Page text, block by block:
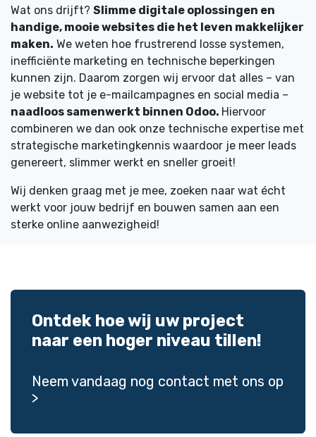
Wat ons drijft? Slimme digitale oplossingen en
handige, mooie websites die het leven makkelijker
maken. We weten hoe frustrerend losse systemen,
inefficiënte marketing en technische beperkingen
kunnen zijn. Daarom zorgen wij ervoor dat alles – van
je website tot je e-mailcampagnes en social media –
naadloos samenwerkt binnen Odoo. Hiervoor
combineren we dan ook onze technische expertise met
strategische marketingkennis waardoor je meer leads
genereert, slimmer werkt en sneller groeit!
Wij denken graag met je mee, zoeken naar wat écht
werkt voor jouw bedrijf en bouwen samen aan een
sterke online aanwezigheid!
Ontdek hoe wij uw project
naar een hoger niveau tillen!
Neem vandaag nog contact met ons op
>